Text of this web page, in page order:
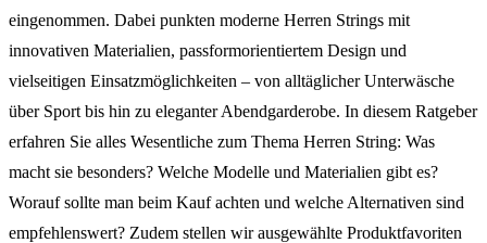
eingenommen. Dabei punkten moderne Herren Strings mit
innovativen Materialien, passformorientiertem Design und
vielseitigen Einsatzmöglichkeiten – von alltäglicher Unterwäsche
über Sport bis hin zu eleganter Abendgarderobe. In diesem Ratgeber
erfahren Sie alles Wesentliche zum Thema Herren String: Was
macht sie besonders? Welche Modelle und Materialien gibt es?
Worauf sollte man beim Kauf achten und welche Alternativen sind
empfehlenswert? Zudem stellen wir ausgewählte Produktfavoriten